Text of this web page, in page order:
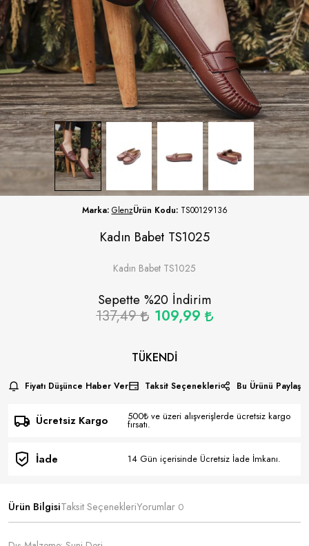
Marka: GlenzÜrün Kodu: TS00129136
Kadın Babet TS1025
Kadın Babet TS1025
Sepette %20İndirim
137,49 109,99
TÜKENDI
Fiyatı Düşünce Haber Ver Taksit Seçenekleri Bu Ürünü Paylaş
Ücretsiz Kargo 500₺ ve üzeri alışverişlerde ücretsiz kargo
fırsatı.
İade 14 Gün içerisinde Ücretsiz İade İmkanı.
Ürün BilgisiTaksit SeçenekleriYorumlar 0